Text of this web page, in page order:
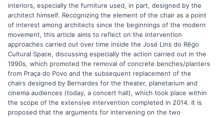
interiors, especially the furniture used, in part, designed by the
architect himself. Recognizing the element of the chair as a point
of interest among architects since the beginnings of the modern
movement, this article aims to reflect on the intervention
approaches carried out over time inside the José Lins do Rêgo
Cultural Space, discussing especially the action carried out in the
1990s, which promoted the removal of concrete benches/planters
from Praça do Povo and the subsequent replacement of the
chairs designed by Bernardes for the theater, planetarium and
cinema audiences (today, a concert hall), which took place within
the scope of the extensive intervention completed in 2014. It is
proposed that the arguments for intervening on the two